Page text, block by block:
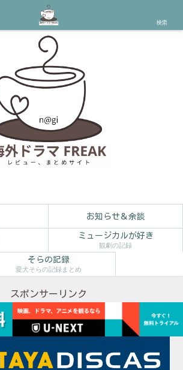
お知らせ＆余談
ミュージカルが好き
観劇の記録
そらの記録
愛犬そらの記録まとめ
スポンサーリンク
検索